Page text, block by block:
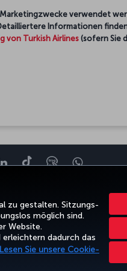
zu gestalten. Sitzungs-
möglich sind.
Website.
dadurch das
Lesen Sie unsere Cookie-
verwendet
Informationen
von Turkish Airlines (sofern Sie
LinkedIn
TikTokBlog
AIRLINES HOLIDAYS
Fluggastrechte Cookie-